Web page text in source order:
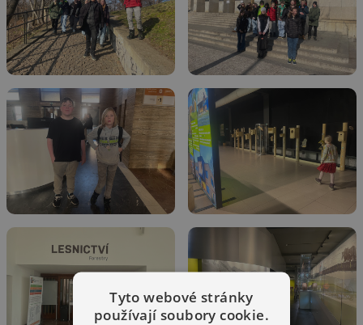
Tyto webové stránky
používají soubory cookie.